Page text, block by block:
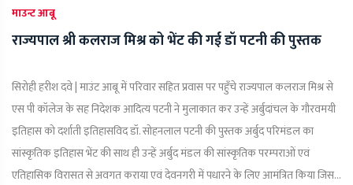
माउन्ट आबू
राज्यपाल श्री कलराज मिश्र को भेंट की गई डॉ पटनी की पुस्तक
सिरोही हरीश दवे | माउंट आबू में परिवार सहित प्रवास पर पहुँचे राज्यपाल कलराज मिश्र से
एस पी कॉलेज के सह निदेशक आदित्य पटनी ने मुलाकात कर उन्हें अर्बुदांचल के गौरवमयी
इतिहास को दर्शाती इतिहासविद डॉ. सोहनलाल पटनी की पुस्तक अर्बुद परिमंडल का
सांस्कृतिक इतिहास भेंट की साथ ही उन्हें अर्बुद मंडल की सांस्कृतिक परम्पराओं एवं
एतिहासिक विरासत से अवगत कराया एवं देवनगरी में पधारने के लिए आमंत्रित किया जिस...